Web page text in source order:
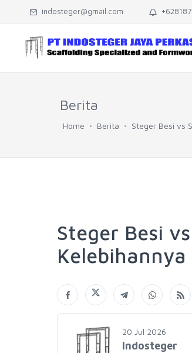
indosteger@gmail.com
Berita
Home Berita Steger Besi vs
Steger Besi
20 Jul 2026
Indosteger